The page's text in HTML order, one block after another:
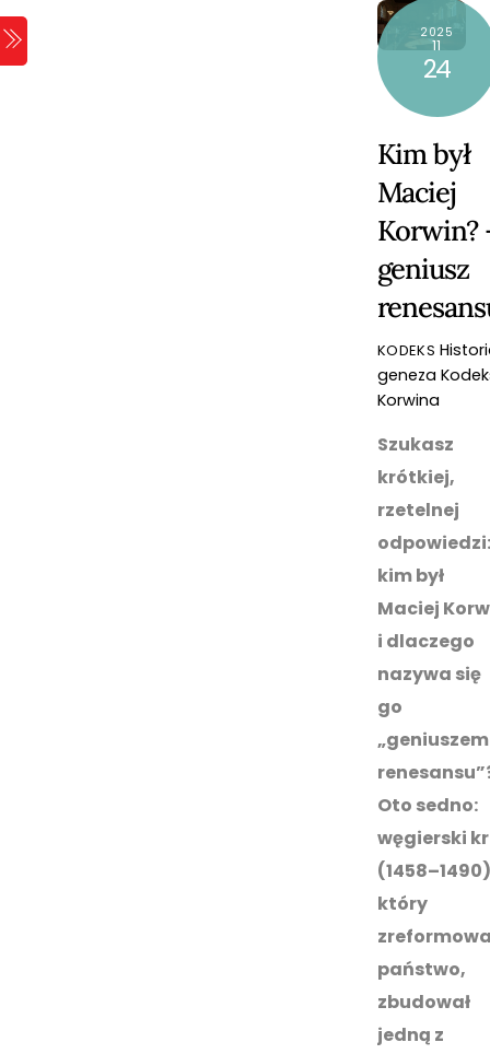
Skip
to
2025
11
24
Kim był
Maciej
Korwin?
geniusz
KODEKS
geneza
Korwina
Szukasz
krótkiej,
rzetelnej
odpowiedzi:
kim był
Maciej
i dlaczego
nazywa się
go
„geniuszem
Oto sedno:
węgierski
który
państwo,
zbudował
jedną z